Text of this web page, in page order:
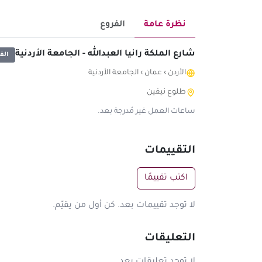
نظرة عامة الفروع
شارع الملكة رانيا العبدالله - الجامعة الأردنية
الأردن › عمان › الجامعة الأردنية
طلوع نيفين
ساعات العمل غير مُدرجة بعد.
التقييمات
اكتب تقييمًا
لا توجد تقييمات بعد. كن أول من يقيّم.
التعليقات